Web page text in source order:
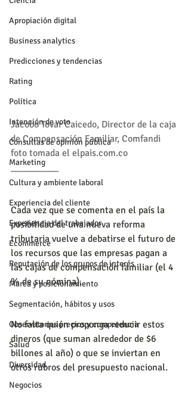
Apropiación digital
Business analytics
Predicciones y tendencias
Rating
Política
Intención de voto
Consultas de opinión pública
Marketing
Cultura y ambiente laboral
Experiencia del cliente
Experiencia del trabajador
Ecommerce
Reputación de los grupos de interés
Marca y posicionamiento
Segmentación, hábitos y usos
Observatorios precios y competencia
Salud
Diversidad
Negocios
Jacobo Tovar Caicedo, Director de la caja
de Compensación Familiar, Comfandi
foto tomada el elpais.com.co
__________
Cada vez que se comenta en el país la
posibilidad de una nueva reforma
tributaria vuelve a debatirse el futuro de
los recursos que las empresas pagan a
las cajas de compensación familiar (el 4
% de su nómina).
No falta quién proponga reducir estos
dineros (que suman alrededor de $6
billones al año) o que se inviertan en
otros rubros del presupuesto nacional.